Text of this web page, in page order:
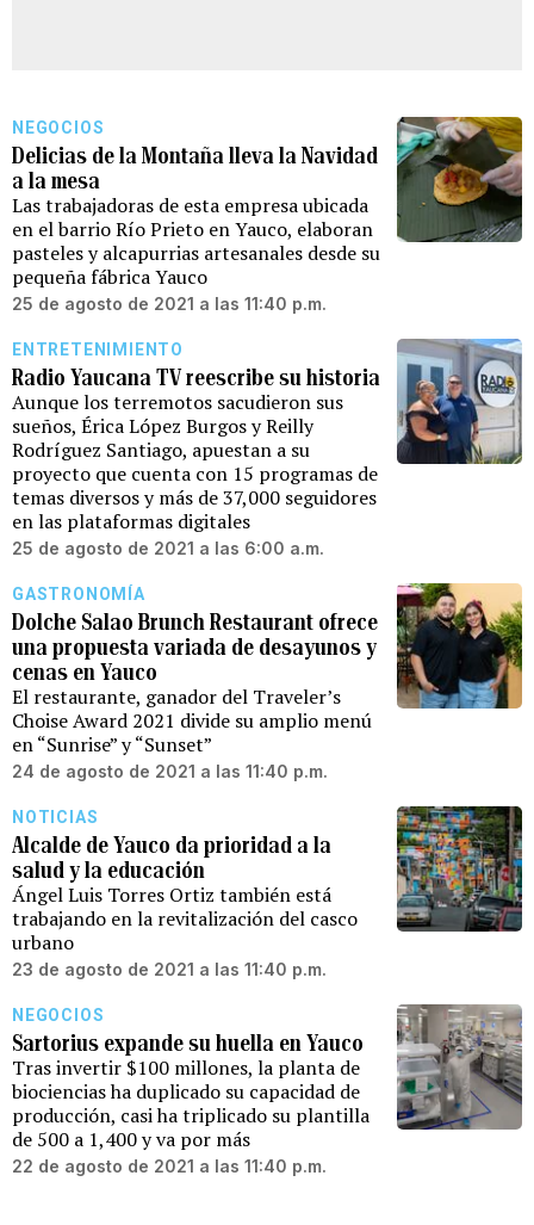
NEGOCIOS
Delicias de la Montaña lleva la Navidad
a la mesa
Las trabajadoras de esta empresa ubicada
en el barrio Río Prieto en Yauco, elaboran
pasteles y alcapurrias artesanales desde su
pequeña fábrica Yauco
25 de agosto de 2021 a las 11:40 p.m.
ENTRETENIMIENTO
Radio Yaucana TV reescribe su historia
Aunque los terremotos sacudieron sus
sueños, Érica López Burgos y Reilly
Rodríguez Santiago, apuestan a su
proyecto que cuenta con 15 programas de
temas diversos y más de 37,000 seguidores
en las plataformas digitales
25 de agosto de 2021 a las 6:00 a.m.
GASTRONOMÍA
Dolche Salao Brunch Restaurant ofrece
una propuesta variada de desayunos y
cenas en Yauco
El restaurante, ganador del Traveler’s
Choise Award 2021 divide su amplio menú
en “Sunrise” y “Sunset”
24 de agosto de 2021 a las 11:40 p.m.
NOTICIAS
Alcalde de Yauco da prioridad a la
salud y la educación
Ángel Luis Torres Ortiz también está
trabajando en la revitalización del casco
urbano
23 de agosto de 2021 a las 11:40 p.m.
NEGOCIOS
Sartorius expande su huella en Yauco
Tras invertir $100 millones, la planta de
biociencias ha duplicado su capacidad de
producción, casi ha triplicado su plantilla
de 500 a 1,400 y va por más
22 de agosto de 2021 a las 11:40 p.m.